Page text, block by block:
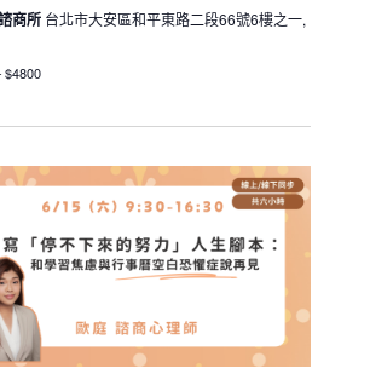
商所 台北市大安區和平東路二段66號6樓之一,
$4800